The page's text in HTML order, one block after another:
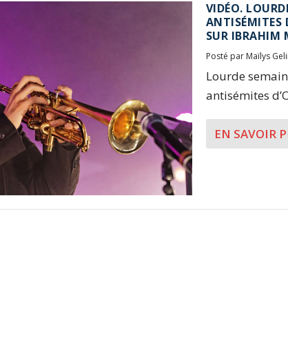
VIDÉO.
ANTISÉMITES
SUR IBRAHIM
Posté par Maïlys
Lourde
antisémites
EN SAVOIR